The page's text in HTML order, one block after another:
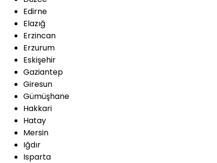
Edirne
Elazığ
Erzincan
Erzurum
Eskişehir
Gaziantep
Giresun
Gümüşhane
Hakkari
Hatay
Mersin
Iğdır
Isparta